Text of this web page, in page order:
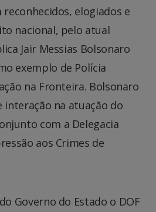
elogiados e
nacional, pelo atual
Jair Messias Bolsonaro
exemplo de Polícia
na Fronteira. Bolsonaro
interação na atuação do
com a Delegacia
aos Crimes de
Governo do Estado o DOF